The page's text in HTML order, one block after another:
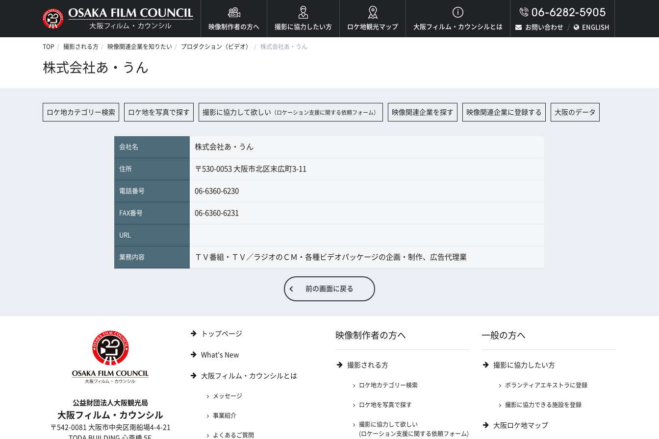
映像制作者の方へ 撮影に協力したい方 ロケ地観光マップ 大阪フィルム・カウンシルとは お問い合わせ ENGLISH
TOP 撮影される方 映像関連企業を知りたい プロダクション（ビデオ） 株式会社あ・うん
株式会社あ・うん
ロケ地カテゴリー検索 ロケ地を写真で探す 撮影に協力して欲しい （ロケーション支援に関する依頼フォーム） 映像関連企業を探す 映像関連企業に登録する 大阪のデータ
会社名 株式会社あ・うん
住所 〒530-0053 大阪市北区末広町3-11
電話番号 06-6360-6230
FAX番号 06-6360-6231
URL
業務内容 ＴＶ番組・ＴＶ／ラジオのＣＭ・各種ビデオパッケージの企画・制作、広告代理業
前の画面に戻る
公益財団法人大阪観光局
大阪フィルム・カウンシル
〒542-0081 大阪市中央区南船場4-4-21
トップページ
What's New
大阪フィルム・カウンシルとは
メッセージ
事業紹介
よくあるご質問
映像制作者の方へ
撮影される方
ロケ地カテゴリー検索
ロケ地を写真で探す
撮影に協力して欲しい
(ロケーション支援に関する依頼フォーム)
一般の方へ
撮影に協力したい方
ボランティアエキストラに登録
撮影に協力できる施設を登録
大阪ロケ地マップ